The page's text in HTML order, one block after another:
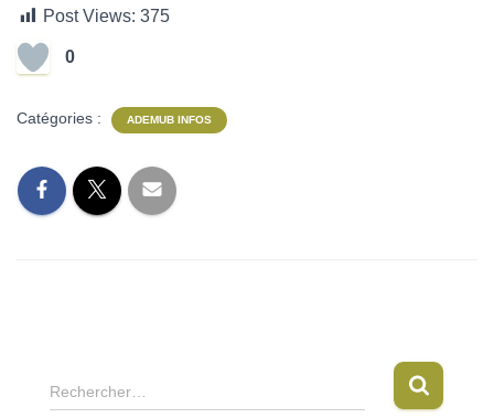
Post Views: 375
0
Catégories : ADEMUB INFOS
R
e
Rechercher…